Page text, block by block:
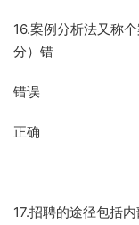
16.案例分析法又称
分）错
错误
正确
17.招聘的途径包括